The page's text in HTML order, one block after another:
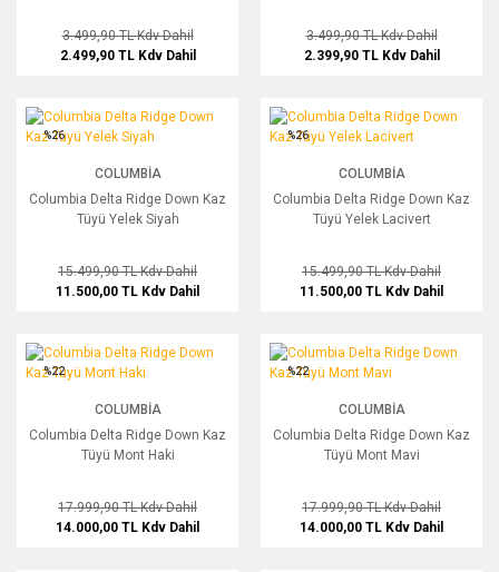
3.499,90 TLKdv Dahil
2.499,90 TL Kdv Dahil
3.499,90 TLKdv Dahil
2.399,90 TL Kdv Dahil
Columbia Delta Ridge Down Kaz Tüyü Yelek Siyah
%26
COLUMBIA
Columbia Delta Ridge Down Kaz
Tüyü Yelek Siyah
15.499,90 TLKdv Dahil
11.500,00 TL Kdv Dahil
Columbia Delta Ridge Down Kaz
%26
COLUMBIA
Columbia Delta Ridge Down Kaz
Tüyü Yelek Lacivert
15.499,90 TLKdv Dahil
11.500,00 TL Kdv Dahil
Columbia Delta Ridge Down Kaz Tüyü Mont Haki
%22
COLUMBIA
Columbia Delta Ridge Down Kaz
Tüyü Mont Haki
17.999,90 TLKdv Dahil
14.000,00 TL Kdv Dahil
Columbia Delta Ridge Down Kaz
%22
COLUMBIA
Columbia Delta Ridge Down Kaz
Tüyü Mont Mavi
17.999,90 TLKdv Dahil
14.000,00 TL Kdv Dahil